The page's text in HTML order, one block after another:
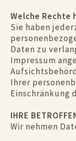
Welche Rechte
Sie haben
Daten zu
Impressum
Ihrer
Einschränkung
IHRE
Wir nehmen